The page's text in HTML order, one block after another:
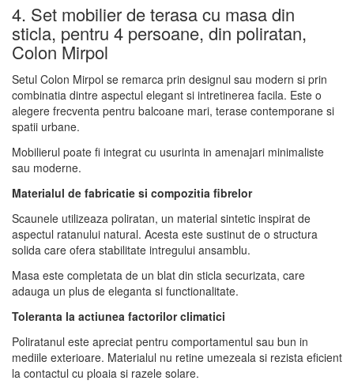
4. Set mobilier de terasa cu masa din
sticla, pentru 4 persoane, din poliratan,
Colon Mirpol
Setul Colon Mirpol se remarca prin designul sau modern si prin
combinatia dintre aspectul elegant si intretinerea facila. Este o
alegere frecventa pentru balcoane mari, terase contemporane si
spatii urbane.
Mobilierul poate fi integrat cu usurinta in amenajari minimaliste
sau moderne.
Materialul de fabricatie si compozitia fibrelor
Scaunele utilizeaza poliratan, un material sintetic inspirat de
aspectul ratanului natural. Acesta este sustinut de o structura
solida care ofera stabilitate intregului ansamblu.
Masa este completata de un blat din sticla securizata, care
adauga un plus de eleganta si functionalitate.
Toleranta la actiunea factorilor climatici
Poliratanul este apreciat pentru comportamentul sau bun in
mediile exterioare. Materialul nu retine umezeala si rezista eficient
la contactul cu ploaia si razele solare.